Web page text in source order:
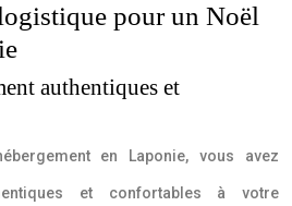
pour un Noël
authentiques et
en Laponie, vous avez
et confortables à votre